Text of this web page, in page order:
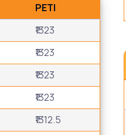
PETI
₹1323
₹1323
₹1323
₹1323
₹1312.5